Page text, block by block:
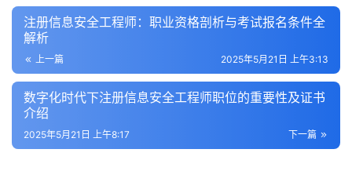
注册信息安全工程师：职业资格剖析与考试报名条件全
解析
上一篇 2025年5月21日 上午3:13
数字化时代下注册信息安全工程师职位的重要性及证书
介绍
下一篇
2025年5月21日 上午8:17